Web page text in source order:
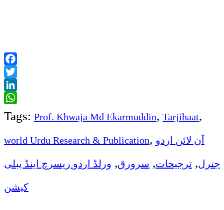
Facebook
Twitter
LinkedIn
WhatsApp
Tags: Prof. Khwaja Md Ekarmuddin, Tarjihaat,
world Urdu Research & Publication, آن لائن اردو
جنرل, ترجیحات, سرورق, ورلڈ اردو ریسرچ اینڈ پبلی
کیشن